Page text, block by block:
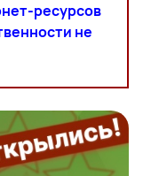
ресурсов
не